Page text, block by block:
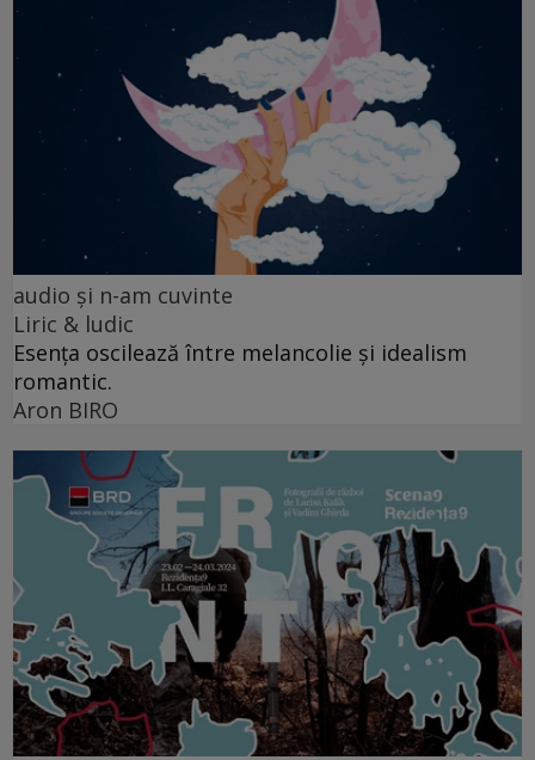
audio şi n-am cuvinte
Liric & ludic
Esența oscilează între melancolie și idealism
romantic.
Aron BIRO